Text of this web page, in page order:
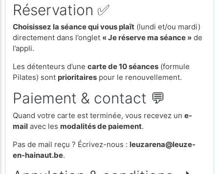
Réservation ✅
Choisissez la séance qui vous plaît (lundi et/ou mardi)
directement dans l’onglet « Je réserve ma séance » de
l’appli.
Les détenteurs d’une carte de 10 séances (formule
Pilates) sont prioritaires pour le renouvellement.
Paiement & contact 💬
Quand votre carte est terminée, vous recevez un e-
mail avec les modalités de paiement.
Pas de mail reçu ? Écrivez-nous : leuzarena@leuze-
en-hainaut.be.